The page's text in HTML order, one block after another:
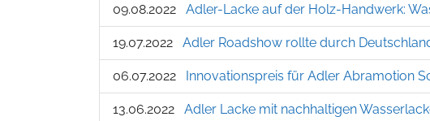
09.08.2022 Adler-Lacke auf der Holz-Handwerk:
19.07.2022 Adler Roadshow rollte durch
06.07.2022 Innovationspreis für Adler Abramotion
13.06.2022 Adler Lacke mit nachhaltigen